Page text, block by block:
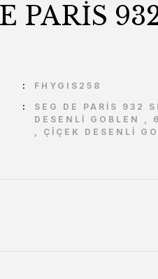
PARİS
FHYGIS258
SEG DE PARİS 932
DESENLİ GOBLEN
,
, ÇİÇEK DESENLİ